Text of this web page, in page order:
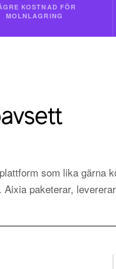
KOSTNAD FÖR
MOLNLAGRING
som lika gärna
paketerar,